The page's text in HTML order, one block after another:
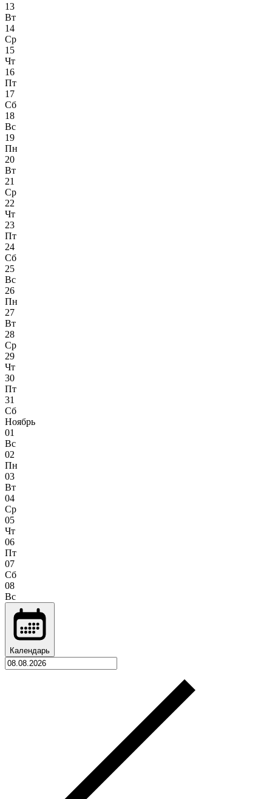
13
Вт
14
Ср
15
Чт
16
Пт
17
Сб
18
Вс
19
Пн
20
Вт
21
Ср
22
Чт
23
Пт
24
Сб
25
Вс
26
Пн
27
Вт
28
Ср
29
Чт
30
Пт
31
Сб
Ноябрь
01
Вс
02
Пн
03
Вт
04
Ср
05
Чт
06
Пт
07
Сб
08
Вс
Календарь